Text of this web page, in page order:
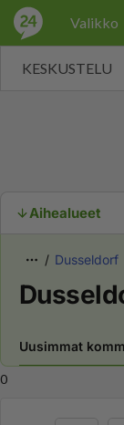
Valikko
KESKUSTELU
Aihealueet
Dusseldorf
Uusimmat
0